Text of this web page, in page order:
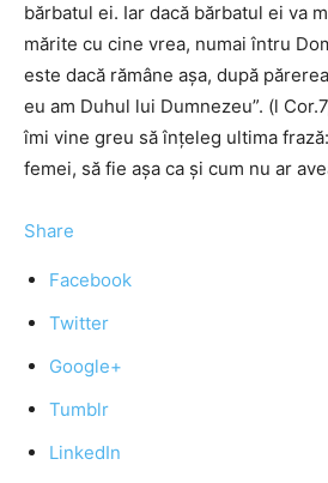
bărbatul ei. Iar dacă bărbatul ei va
mărite cu cine vrea, numai întru
este dacă rămâne aşa, după
eu am Duhul lui Dumnezeu”. (l
îmi vine greu să înțeleg ultima
femei, să fie aşa ca şi cum nu ar
Share
Facebook
Twitter
Google+
Tumblr
LinkedIn